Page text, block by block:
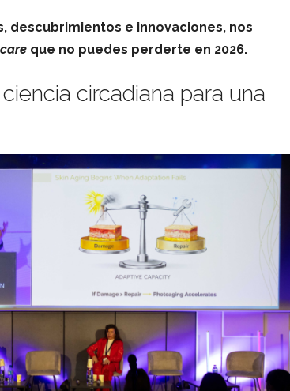
descubrimientos e innovaciones, nos
que no puedes perderte en 2026.
circadiana para una